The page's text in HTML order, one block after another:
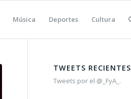
Música Deportes Cultura
TWEETS RECIENTES
Tweets por el @_FyA_.